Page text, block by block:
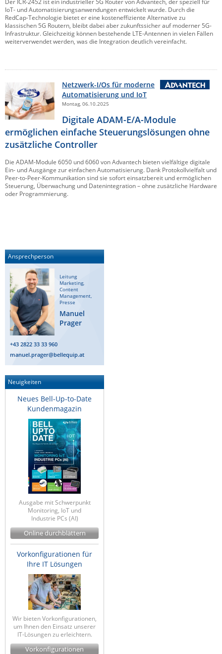
IoT- und Automatisierungsanwendungen entwickelt wurde. Durch die
RedCap-Technologie bietet er eine kosteneffiziente Alternative zu
klassischen 5G Routern, bleibt dabei aber zukunftssicher auf moderner 5G-
Infrastruktur. Gleichzeitig können bestehende LTE-Antennen in vielen Fällen
weiterverwendet werden, was die Integration deutlich vereinfacht.
Netzwerk-I/Os für moderne
Automatisierung und IoT
Montag, 06.10.2025
Digitale ADAM-E/A-Module
ermöglichen einfache Steuerungslösungen ohne
zusätzliche Controller
Die ADAM-Module 6050 und 6060 von Advantech bieten vielfältige digitale
Ein- und Ausgänge zur einfachen Automatisierung. Dank Protokollvielfalt und
Peer-to-Peer-Kommunikation sind sie sofort einsatzbereit und ermöglichen
Steuerung, Überwachung und Datenintegration – ohne zusätzliche Hardware
oder Programmierung.
Ansprechperson
Leitung
Marketing,
Content
Management,
Presse
Manuel
Prager
+43 2822 33 33 960
manuel.prager@bellequip.at
Neuigkeiten
Neues Bell-Up-to-Date
Kundenmagazin
Ausgabe mit Schwerpunkt
Monitoring, IoT und
Industrie PCs (AI)
Online durchblättern
Vorkonfigurationen für
Ihre IT Lösungen
Wir bieten Vorkonfigurationen,
um Ihnen den Einsatz unserer
IT-Lösungen zu erleichtern.
Vorkonfigurationen